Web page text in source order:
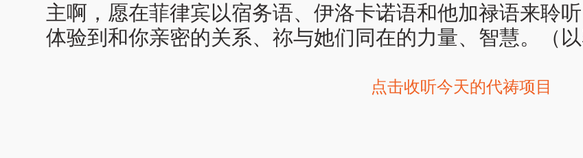
主啊，愿在菲律宾以宿务语、伊洛卡诺语和他加禄语来聆
体验到和你亲密的关系、祢与她们同在的力量、智慧。（以
点击收听今天的代祷项目